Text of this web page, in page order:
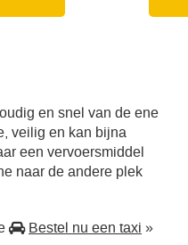
en snel van de ene
veilig en kan bijna
een vervoersmiddel
naar de andere plek
Bestel nu een taxi »